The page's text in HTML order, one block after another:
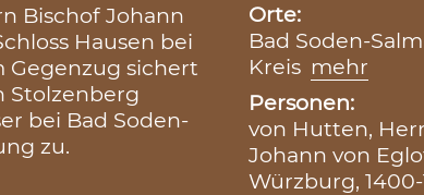
Bischof Johann
Hausen bei
Gegenzug sichert
Stolzenberg
bei Bad Soden-
zu.
Orte:
Bad Soden-
Kreis mehr
Personen:
von Hutten,
Johann von
Würzburg, 1400-